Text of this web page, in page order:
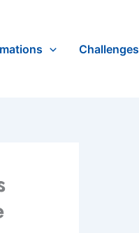
Challenges